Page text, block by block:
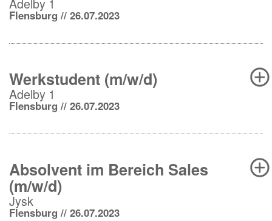
Flensburg // 26.07.2023
Werkstudent (m/w/d)
Adelby 1
Flensburg // 26.07.2023
Absolvent im Bereich Sales
(m/w/d)
Jysk
Flensburg // 26.07.2023